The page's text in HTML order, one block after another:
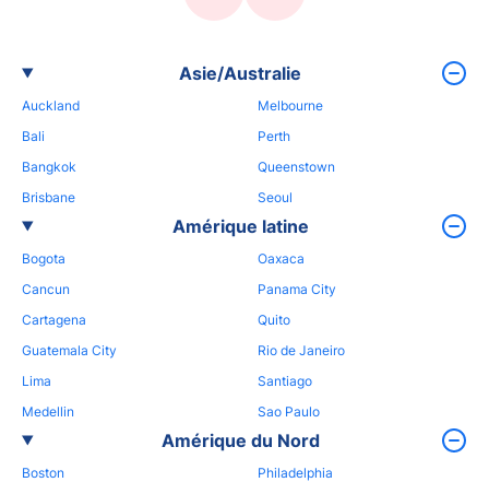
Asie/Australie
Auckland
Bali
Bangkok
Brisbane
Melbourne
Perth
Queenstown
Seoul
Amérique latine
Bogota
Cancun
Cartagena
Guatemala City
Lima
Medellin
Oaxaca
Panama City
Quito
Rio de Janeiro
Santiago
Sao Paulo
Amérique du Nord
Boston
Philadelphia